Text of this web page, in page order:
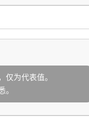
仅为代表值。